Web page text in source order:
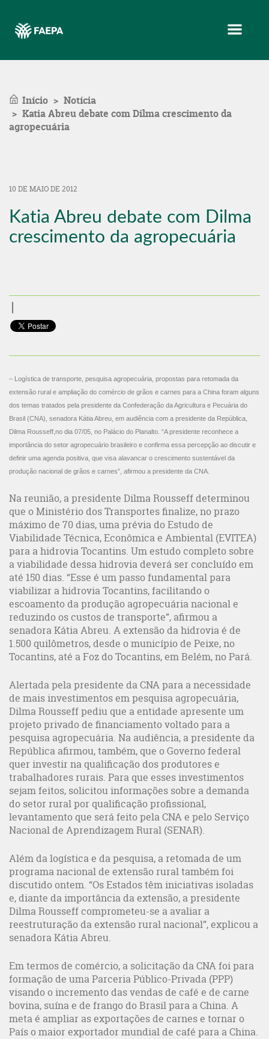
Início
Notícia
Katia Abreu debate com Dilma crescimento da
agropecuária
10 DE MAIO DE 2012
Katia Abreu debate com Dilma
crescimento da agropecuária
– Logística de transporte, pesquisa agropecuária, propostas para retomada da
extensão rural e ampliação do comércio de grãos e carnes para a China foram alguns
dos temas tratados pela presidente da Confederação da Agricultura e Pecuária do
Brasil (CNA), senadora Kátia Abreu, em audiência com a presidente da República,
Dilma Rousseff,no dia 07/05, no Palácio do Planalto. “A presidente reconhece a
importância do setor agropecuário brasileiro e confirma essa percepção ao discutir e
definir uma agenda positiva, que visa alavancar o crescimento sustentável da
produção nacional de grãos e carnes”, afirmou a presidente da CNA.
Na reunião, a presidente Dilma Rousseff determinou
que o Ministério dos Transportes finalize, no prazo
máximo de 70 dias, uma prévia do Estudo de
Viabilidade Técnica, Econômica e Ambiental (EVITEA)
para a hidrovia Tocantins. Um estudo completo sobre
a viabilidade dessa hidrovia deverá ser concluído em
até 150 dias. “Esse é um passo fundamental para
viabilizar a hidrovia Tocantins, facilitando o
escoamento da produção agropecuária nacional e
reduzindo os custos de transporte”, afirmou a
senadora Kátia Abreu. A extensão da hidrovia é de
1.500 quilômetros, desde o município de Peixe, no
Tocantins, até a Foz do Tocantins, em Belém, no Pará.
Alertada pela presidente da CNA para a necessidade
de mais investimentos em pesquisa agropecuária,
Dilma Rousseff pediu que a entidade apresente um
projeto privado de financiamento voltado para a
pesquisa agropecuária. Na audiência, a presidente da
República afirmou, também, que o Governo federal
quer investir na qualificação dos produtores e
trabalhadores rurais. Para que esses investimentos
sejam feitos, solicitou informações sobre a demanda
do setor rural por qualificação profissional,
levantamento que será feito pela CNA e pelo Serviço
Nacional de Aprendizagem Rural (SENAR).
Além da logística e da pesquisa, a retomada de um
programa nacional de extensão rural também foi
discutido ontem. “Os Estados têm iniciativas isoladas
e, diante da importância da extensão, a presidente
Dilma Rousseff comprometeu-se a avaliar a
reestruturação da extensão rural nacional”, explicou a
senadora Kátia Abreu.
Em termos de comércio, a solicitação da CNA foi para
formação de uma Parceria Público-Privada (PPP)
visando o incremento das vendas de café e de carne
bovina, suína e de frango do Brasil para a China. A
meta é ampliar as exportações de carnes e tornar o
País o maior exportador mundial de café para a China.